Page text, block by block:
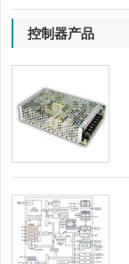
控制器产品